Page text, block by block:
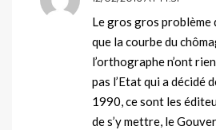
Le gros gros problème
que la courbe du
l’orthographe n’ont
pas l’Etat qui a décidé
1990, ce sont les
de s’y mettre, le